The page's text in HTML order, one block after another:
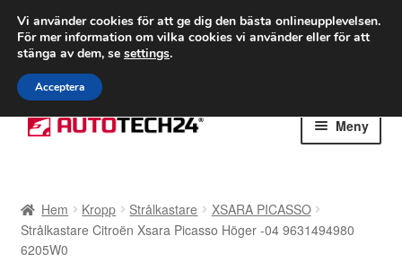
FRAKT från 75 kr
Världsomspännande frakt
Ring 766 924 713
Hoppa
till
Hoppa
till
Meny
Betalningar
Hem Kropp Strålkastare
XSARA PICASSO
Strålkastare Citroën Xsara Picasso Höger -04 9631494980
6205W0
Vi använder cookies för att ge dig den bästa onlineupplevelsen.
För mer information om vilka cookies vi använder eller för att
stänga av dem, se settings.
Acceptera